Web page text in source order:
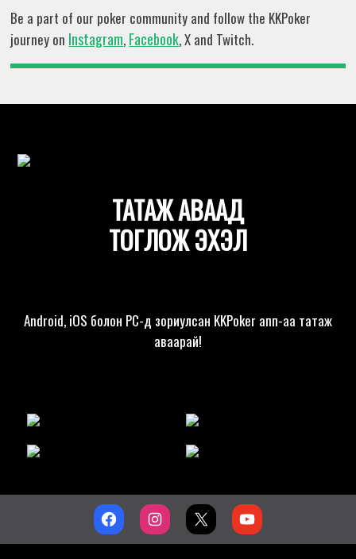
Be a part of our poker community and follow the KKPoker
journey on Instagram, Facebook, X and Twitch.
ТАТАЖ АВААД
ТОГЛОЖ ЭХЭЛ
Android, iOS болон PC-д зориулсан KKPoker апп-аа татаж
аваарай!